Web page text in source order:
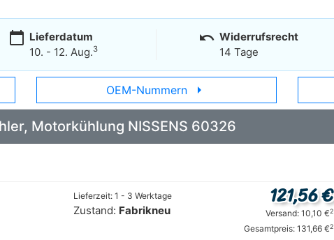
calendar_today Lieferdatum
10. - 12. Aug.3
undo Widerrufsrecht
14 Tage
OEM-Nummern arrow_right
Motorkühlung NISSENS 60326
Lieferzeit: 1 - 3 Werktage
Zustand: Fabrikneu
121,56 €
Versand: 10,10 €2
Gesamtpreis: 131,66 €2